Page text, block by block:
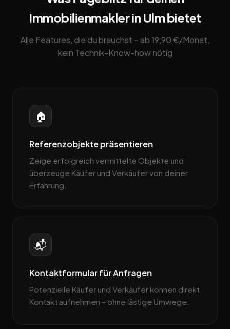
Immobilienmakler in Ulm bietet
Alle Features, die du brauchst – ab 19,90 €/Monat,
kein Technik-Know-how nötig
🏠
Referenzobjekte präsentieren
Zeige erfolgreich vermittelte Objekte und
überzeuge Käufer und Verkäufer von deiner
Erfahrung.
📬
Kontaktformular für Anfragen
Potenzielle Käufer und Verkäufer können direkt
Kontakt aufnehmen – ohne lästige Umwege.